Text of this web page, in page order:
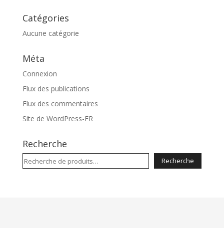
Catégories
Aucune catégorie
Méta
Connexion
Flux des publications
Flux des commentaires
Site de WordPress-FR
Recherche
Recherche
pour :
Recherche